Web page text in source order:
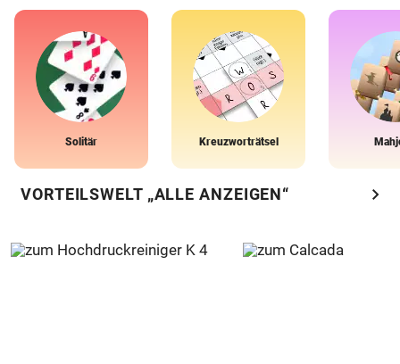
Solitär Kreuzworträtsel
VORTEILSWELT „ALLE ANZEIGEN“ chevron_right